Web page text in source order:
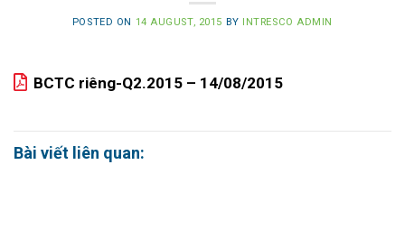
POSTED ON 14 AUGUST, 2015 BY INTRESCO ADMIN
BCTC riêng-Q2.2015 – 14/08/2015
Bài viết liên quan: